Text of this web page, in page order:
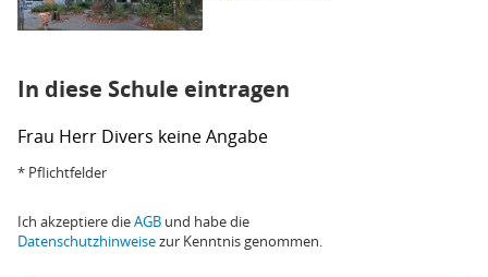
In diese Schule eintragen
Frau Herr Divers keine Angabe
* Pflichtfelder
Ich akzeptiere dieAGB und habe die
Datenschutzhinweisezur Kenntnis genommen.